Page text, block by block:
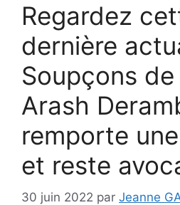
Regardez
dernière
Soupçons
Arash
remporte
et reste
30 juin 2022 par Jeanne